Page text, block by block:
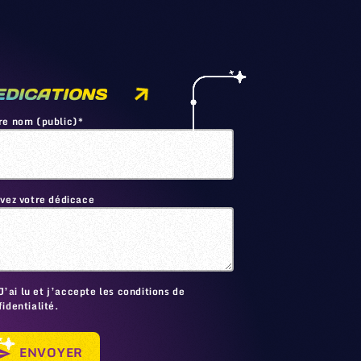
nom (public)*
votre dédicace
lu et j’accepte les conditions de
ENVOYER